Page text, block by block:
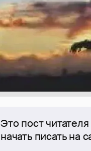
Это пост
начать писать на